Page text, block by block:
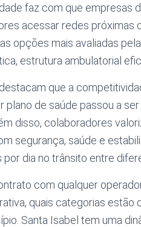
faz com que empresas
acessar redes próximas
opções mais avaliadas
estrutura ambulatorial
que a
plano de saúde passou a
disso, colaboradores
segurança, saúde e
dia no trânsito entre
com qualquer
quais categorias estão
Santa Isabel tem uma